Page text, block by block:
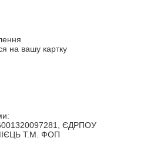
на вашу картку
ЄДРПОУ
Т.М. ФОП